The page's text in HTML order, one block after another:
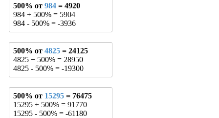
500% от 984 = 4920
984 + 500% = 5904
984 - 500% = -3936
500% от 4825 = 24125
4825 + 500% = 28950
4825 - 500% = -19300
500% от 15295 = 76475
15295 + 500% = 91770
15295 - 500% = -61180